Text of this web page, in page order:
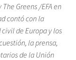
Greens /EFA en
contó con la
de Europa y los
la prensa,
de la Unión